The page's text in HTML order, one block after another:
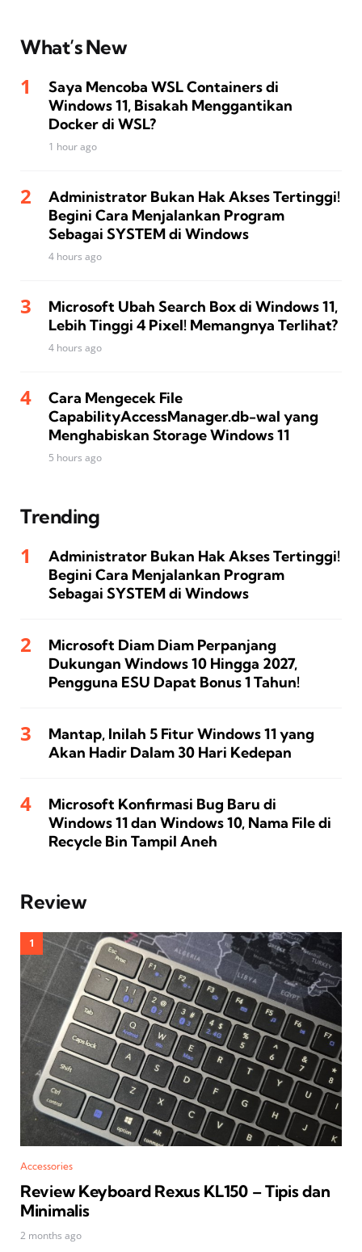
What’s New
Saya Mencoba WSL Containers di
Windows 11, Bisakah Menggantikan
Docker di WSL?
1 hour ago
Administrator Bukan Hak Akses Tertinggi!
Begini Cara Menjalankan Program
Sebagai SYSTEM di Windows
4 hours ago
Microsoft Ubah Search Box di Windows 11,
Lebih Tinggi 4 Pixel! Memangnya Terlihat?
4 hours ago
Cara Mengecek File
CapabilityAccessManager.db-wal yang
Menghabiskan Storage Windows 11
5 hours ago
Trending
Administrator Bukan Hak Akses Tertinggi!
Begini Cara Menjalankan Program
Sebagai SYSTEM di Windows
Microsoft Diam Diam Perpanjang
Dukungan Windows 10 Hingga 2027,
Pengguna ESU Dapat Bonus 1 Tahun!
Mantap, Inilah 5 Fitur Windows 11 yang
Akan Hadir Dalam 30 Hari Kedepan
Microsoft Konfirmasi Bug Baru di
Windows 11 dan Windows 10, Nama File di
Recycle Bin Tampil Aneh
Review
Accessories
Review Keyboard Rexus KL150 – Tipis dan
Minimalis
2 months ago